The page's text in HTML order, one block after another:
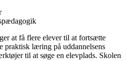
at få flere elever til at fortsætte
praktisk læring på uddannelsens
til at søge en elevplads. Skolen